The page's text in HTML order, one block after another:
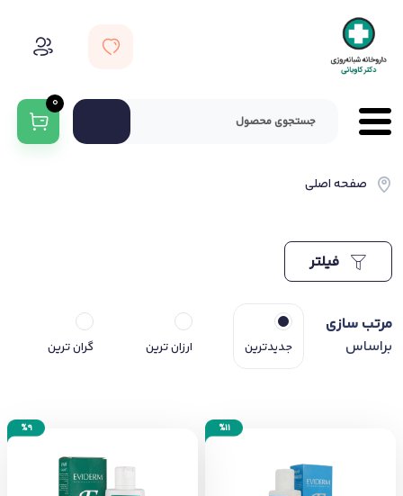
0
صفحه اصلی
مرتب سازی
براساس
جدیدترین ارزان ترین گران ترین
%11
%9